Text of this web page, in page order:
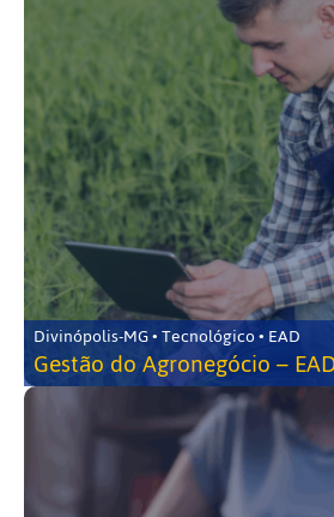
Divinópolis-MG • Tecnológico • EAD
Gestão do Agronegócio –